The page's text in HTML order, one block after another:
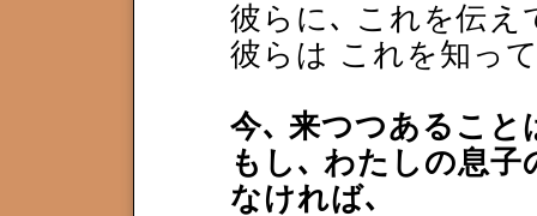
彼らに､ これを伝え
彼らは これを知っ
今､ 来つつあること
もし､ わたしの息
なければ､